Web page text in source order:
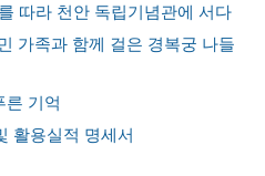
따라 천안 독립기념관에 서다
가족과 함께 걸은 경복궁 나들
른 기억
활용실적 명세서